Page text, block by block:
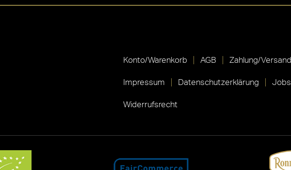
Konto/Warenkorb AGB Zahlung/Versand
Impressum Datenschutzerklärung Jobs
Widerrufsrecht